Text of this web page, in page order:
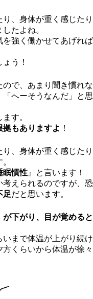
、身体が重く感じたり
たよね。
強く働かせてあげれば
う！
で、あまり聞き慣れな
へーそうなんだ」と思
す。
拠もありますよ ！
、身体が重く感じたり
眠慣性 』と言います！
考えられるのですが、恐
足だと思います。
下がり、目が覚めると
まで体温が上がり続け
くらいから体温が徐々